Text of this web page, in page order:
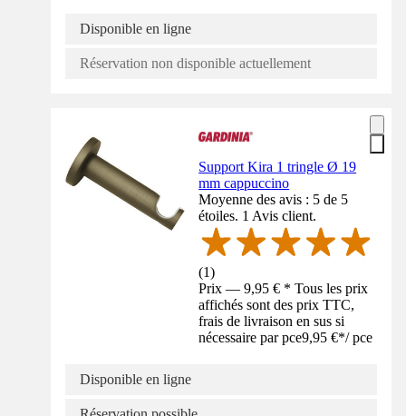
Disponible en ligne
Réservation non disponible actuellement
Support Kira 1 tringle Ø 19
mm cappuccino
Moyenne des avis : 5 de 5
étoiles. 1 Avis client.
(1)
Prix — 9,95 € * Tous les prix
affichés sont des prix TTC,
frais de livraison en sus si
nécessaire par pce9,95 €*/ pce
Disponible en ligne